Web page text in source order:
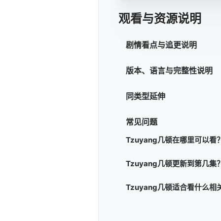
观看与资源说明
剧情看点与追更说明
版本、语言与完整性说明
同类型延伸
常见问题
Tzuyang几顿在哪里可以看？
Tzuyang几顿更新到第几集？
Tzuyang几顿适合看什么相